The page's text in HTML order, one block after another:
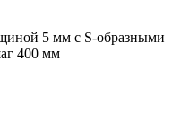
5 мм с S-образными
400 мм